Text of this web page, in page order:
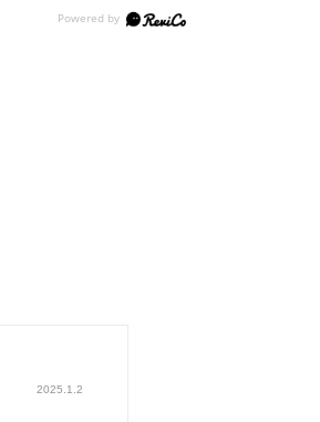
2025.1.2